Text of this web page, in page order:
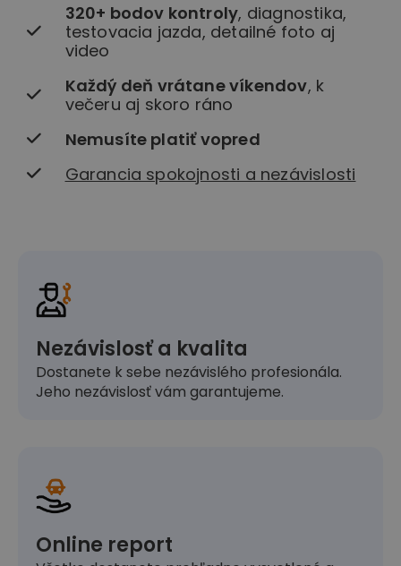
320+ bodov kontroly, diagnostika,
testovacia jazda, detailné foto aj
video
Každý deň vrátane víkendov, k
večeru aj skoro ráno
Nemusíte platiť vopred
Garancia spokojnosti a nezávislosti
Nezávislosť a kvalita
Dostanete k sebe nezávislého profesionála.
Jeho nezávislosť vám garantujeme.
Online report